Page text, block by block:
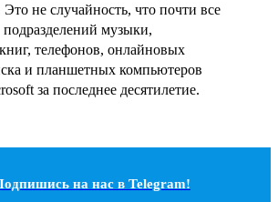
не случайность, что почти все
подразделений музыки,
телефонов, онлайновых
и планшетных компьютеров
за последнее десятилетие.
на наc в Telegram!